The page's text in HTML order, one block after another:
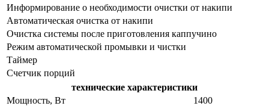
Информирование о необходимости очистки от накипи
Автоматическая очистка от накипи
Очистка системы после приготовления каппучино
Режим автоматической промывки и чистки
Таймер
Счетчик порций
технические характеристики
Мощность, Вт
1400